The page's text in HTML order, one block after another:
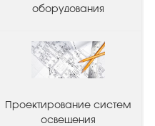
оборудования
Проектирование систем
освещения